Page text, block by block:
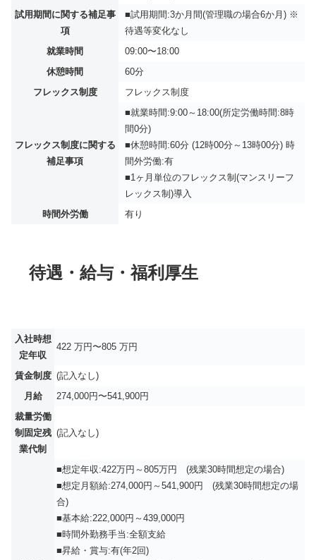
試用期間に関する補足事
項
■試用期間:3か月間(管理職の場合6か月) ※
待遇等変化なし
就業時間
09:00〜18:00
休憩時間
60分
フレックス制度
フレックス制度
フレックス制度に関する
補足事項
■就業時間:9:00～18:00(所定労働時間:8時
間0分)
■休憩時間:60分 (12時00分～13時00分) 時
間外労働:有
■1ヶ月単位のフレックス制(マンスリーフ
レックス制)導入
時間外労働
有り
待遇・給与・福利厚生
入社時想
定年収
422 万円〜805 万円
賃金制度 (記入なし)
月給
274,000円〜541,900円
裁量労働
制固定残
業代制
(記入なし)
■想定年収:422万円～805万円 (残業30時間想定の場合)
■想定月額給:274,000円～541,900円 (残業30時間想定の場
合)
■基本給:222,000円～439,000円
■時間外勤務手当:全額支給
■昇給・賞与:有(年2回)